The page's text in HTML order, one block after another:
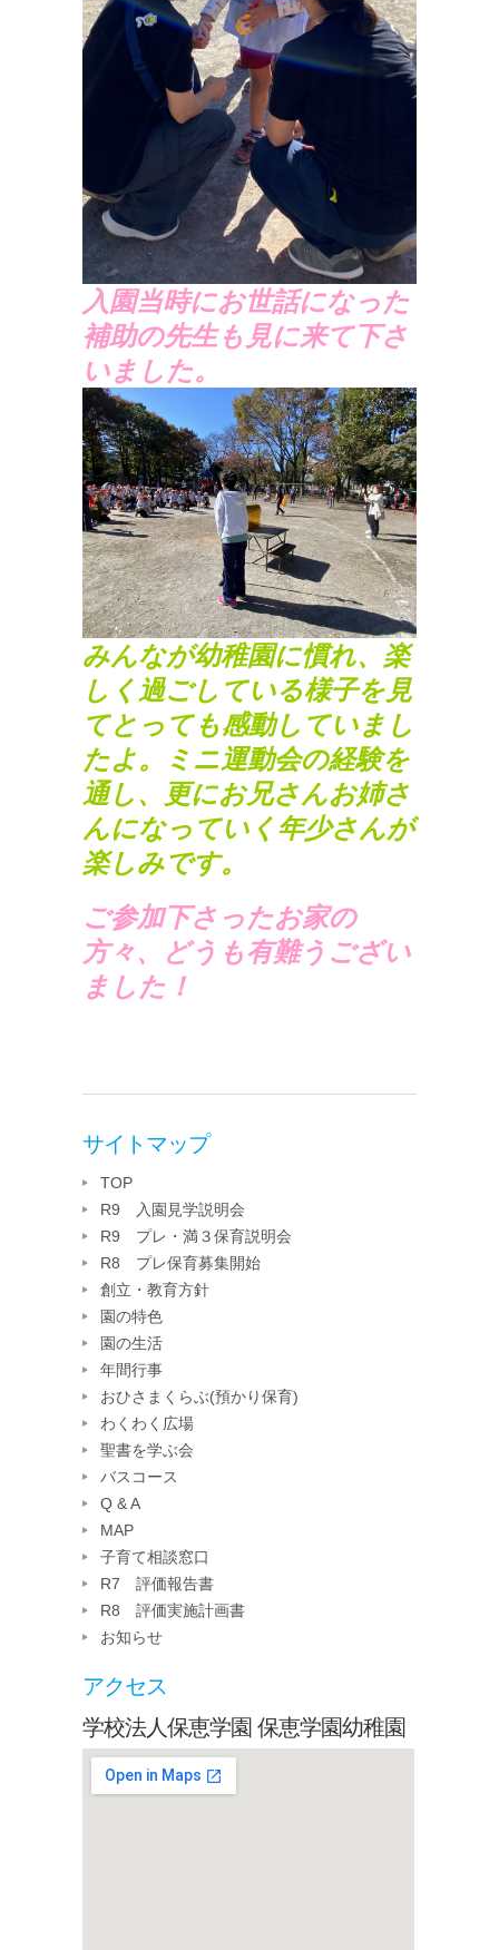
入園当時にお世話になった
補助の先生も見に来て下さ
いました。
みんなが幼稚園に慣れ、楽
しく過ごしている様子を見
てとっても感動していまし
たよ。ミニ運動会の経験を
通し、更にお兄さんお姉さ
んになっていく年少さんが
楽しみです。
ご参加下さったお家の
方々、どうも有難うござい
ました！
サイトマップ
TOP
R9 入園見学説明会
R9 プレ・満３保育説明会
R8 プレ保育募集開始
創立・教育方針
園の特色
園の生活
年間行事
おひさまくらぶ(預かり保育)
わくわく広場
聖書を学ぶ会
バスコース
Q & A
MAP
子育て相談窓口
R7 評価報告書
R8 評価実施計画書
お知らせ
アクセス
学校法人保恵学園 保恵学園幼稚園